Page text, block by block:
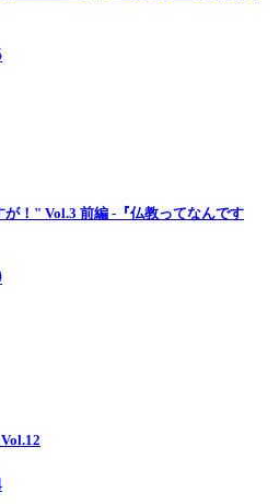
！" Vol.3 前編 -『仏教ってなんです